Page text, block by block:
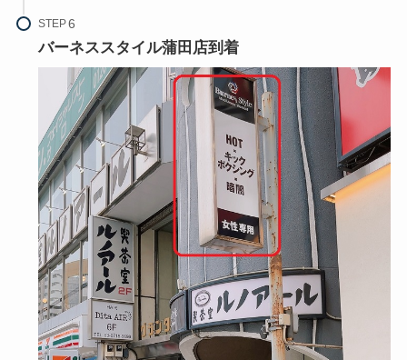
STEP
バーネススタイル蒲田店到着